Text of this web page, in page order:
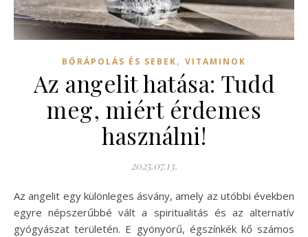
BŐRÁPOLÁS ÉS SEBEK, VITAMINOK
Az angelit hatása: Tudd
meg, miért érdemes
használni!
2025.07.13.
Az angelit egy különleges ásvány, amely az utóbbi években
egyre népszerűbbé vált a spiritualitás és az alternatív
gyógyászat területén. E gyönyörű, égszínkék kő számos